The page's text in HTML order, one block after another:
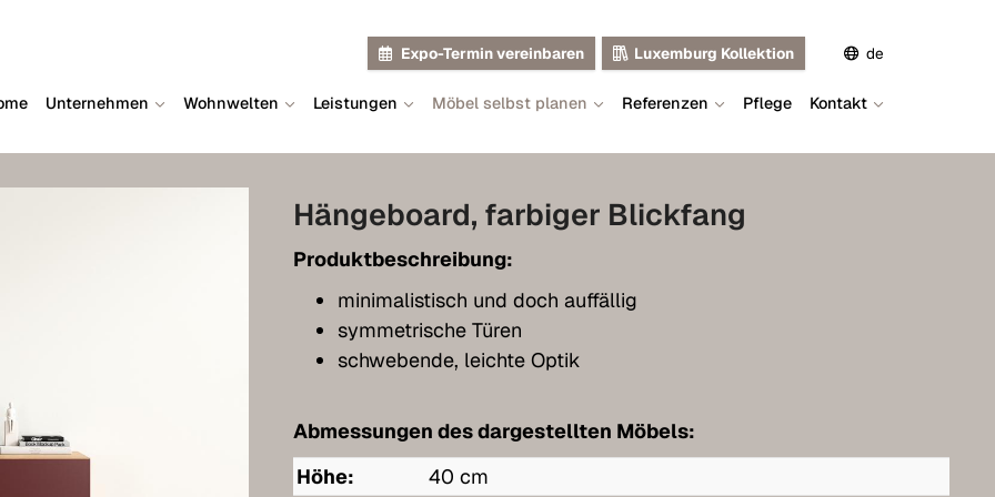
Expo-Termin vereinbaren Luxemburg Kollektion de
en
fr
Unternehmen Wohnwelten Leistungen Möbel selbst planen Referenzen Pflege Kontakt
Hängeboard, farbiger Blickfang
Produktbeschreibung:
minimalistisch und doch auffällig
symmetrische Türen
schwebende, leichte Optik
Abmessungen des dargestellten Möbels:
Höhe:
40 cm